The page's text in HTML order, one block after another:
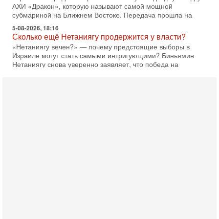
Израиле могут стать самыми интригующими? Биньямин
Нетаниягу снова уверенно заявляет, что победа на
5-08-2026, 08:51
Трамп пригрозил Ирану ударом - НОВОСТИ
05/08/2026
Президент США Дональд Трамп сегодня заявил, что
Ормузский пролив может быть открыт «очень скоро». По
его словам, если этого не произойдет, Иран ждет